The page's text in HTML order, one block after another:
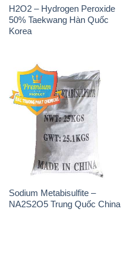
H2O2 – Hydrogen Peroxide
50% Taekwang Hàn Quốc
Korea
Sodium Metabisulfite –
NA2S2O5 Trung Quốc China